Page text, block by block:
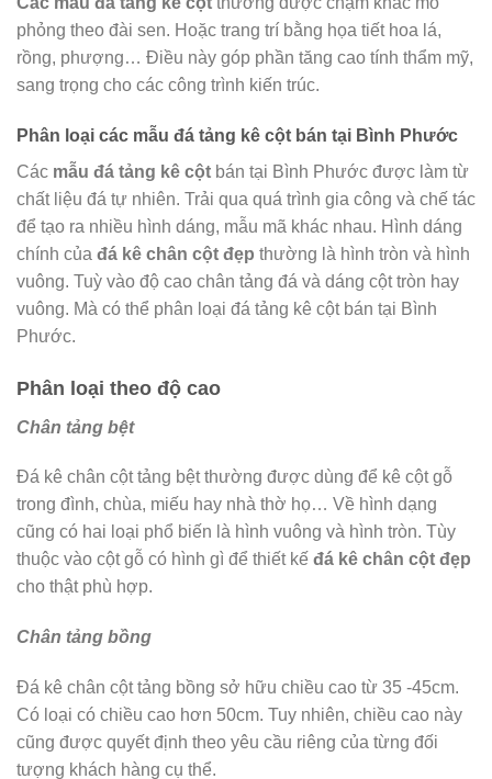
phỏng theo đài sen. Hoặc trang trí bằng họa tiết hoa lá,
rồng, phượng… Điều này góp phần tăng cao tính thẩm mỹ,
sang trọng cho các công trình kiến trúc.
Phân loại các mẫu đá tảng kê cột bán tại Bình Phước
Các mẫu đá tảng kê cột bán tại Bình Phước được làm từ
chất liệu đá tự nhiên. Trải qua quá trình gia công và chế tác
để tạo ra nhiều hình dáng, mẫu mã khác nhau. Hình dáng
chính của đá kê chân cột đẹp thường là hình tròn và hình
vuông. Tuỳ vào độ cao chân tảng đá và dáng cột tròn hay
vuông. Mà có thể phân loại đá tảng kê cột bán tại Bình
Phước.
Phân loại theo độ cao
Chân tảng bệt
Đá kê chân cột tảng bệt thường được dùng để kê cột gỗ
trong đình, chùa, miếu hay nhà thờ họ… Về hình dạng
cũng có hai loại phổ biến là hình vuông và hình tròn. Tùy
thuộc vào cột gỗ có hình gì để thiết kế đá kê chân cột đẹp
cho thật phù hợp.
Chân tảng bồng
Đá kê chân cột tảng bồng sở hữu chiều cao từ 35 -45cm.
Có loại có chiều cao hơn 50cm. Tuy nhiên, chiều cao này
cũng được quyết định theo yêu cầu riêng của từng đối
tượng khách hàng cụ thể.